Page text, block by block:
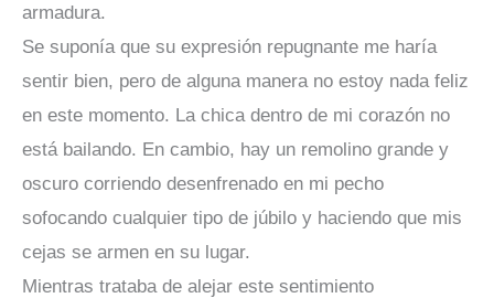
armadura.
Se suponía que su expresión repugnante me haría
sentir bien, pero de alguna manera no estoy nada feliz
en este momento. La chica dentro de mi corazón no
está bailando. En cambio, hay un remolino grande y
oscuro corriendo desenfrenado en mi pecho
sofocando cualquier tipo de júbilo y haciendo que mis
cejas se armen en su lugar.
Mientras trataba de alejar este sentimiento